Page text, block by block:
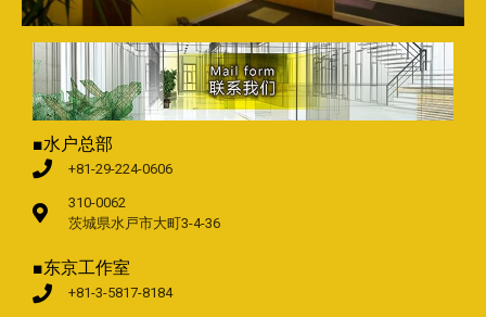
■水户总部
+81-29-224-0606
310-0062
茨城県水戸市大町3-4-36
■东京工作室
+81-3-5817-8184